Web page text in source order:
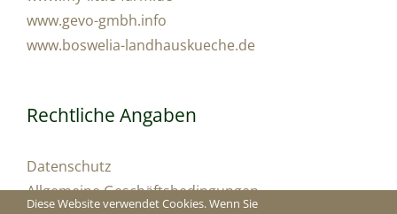
www.gevo-gmbh.info
www.boswelia-landhauskueche.de
Rechtliche Angaben
Datenschutz
Allgemeine Geschäftsbedingungen
Diese Website verwendet Cookies. Wenn Sie